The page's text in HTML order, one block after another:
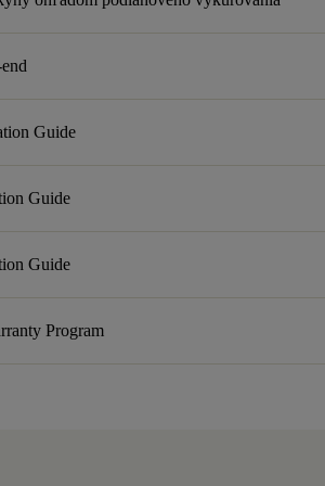
Guide
Guide
Guide
Program